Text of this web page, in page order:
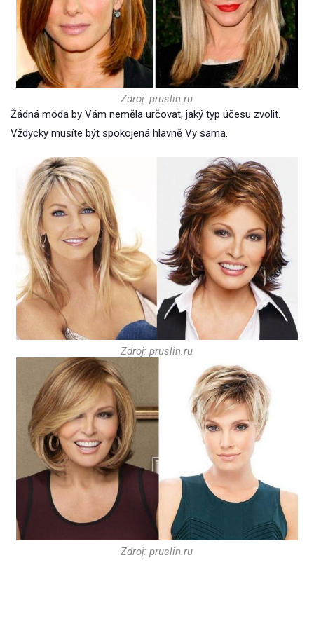
Zdroj: pruslin.ru
Žádná móda by Vám neměla určovat, jaký typ účesu zvolit.
Vždycky musíte být spokojená hlavně Vy sama.
Zdroj: pruslin.ru
Zdroj: pruslin.ru